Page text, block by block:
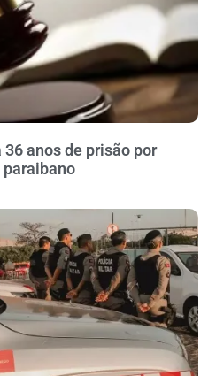
anos de prisão por